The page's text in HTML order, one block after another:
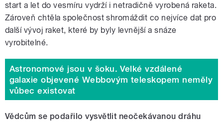
start a let do vesmíru vydrží i netradičně vyrobená raketa.
Zároveň chtěla společnost shromáždit co nejvíce dat pro
další vývoj raket, které by byly levnější a snáze
vyrobitelné.
Astronomové jsou v šoku. Velké vzdálené
galaxie objevené Webbovým teleskopem neměly
vůbec existovat
Vědcům se podařilo vysvětlit neočekávanou dráhu